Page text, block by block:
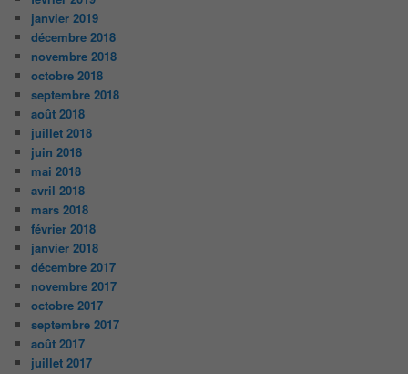
janvier 2019
décembre 2018
novembre 2018
octobre 2018
septembre 2018
août 2018
juillet 2018
juin 2018
mai 2018
avril 2018
mars 2018
février 2018
janvier 2018
décembre 2017
novembre 2017
octobre 2017
septembre 2017
août 2017
juillet 2017